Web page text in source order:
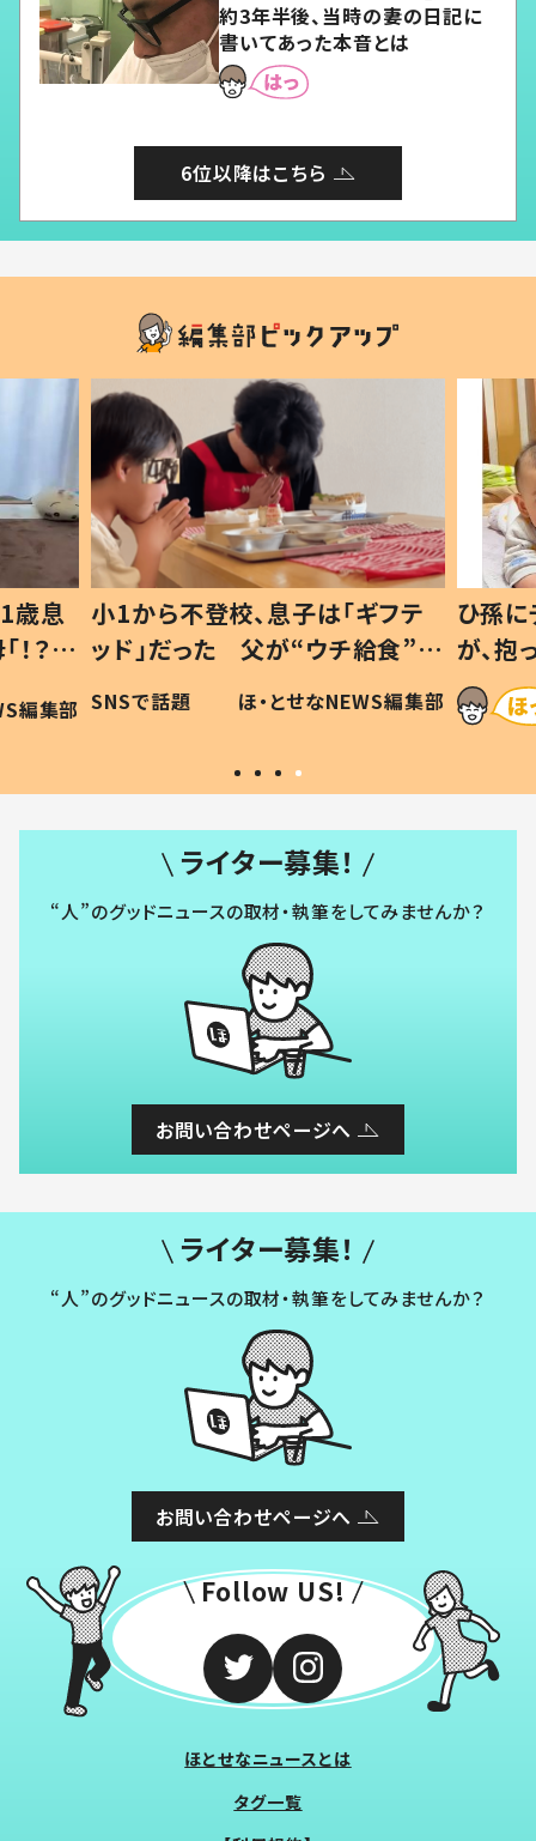
約3年半後、当時の妻の日記に
書いてあった本音とは
6位以降はこちら
歳息
？」
編集部
小1から不登校、息子は「ギフテ
ッド」だった 父が“ウチ給食”を
作り続ける理由とは #令和の親
#令和の子
SNSで話題 ほ・とせなNEWS編集部
ひ孫
が、
「涙が
い」
ライター募集！
“人”のグッドニュースの取材・執筆をしてみませんか？
お問い合わせページへ
ライター募集！
“人”のグッドニュースの取材・執筆をしてみませんか？
お問い合わせページへ
Follow US!
ほとせなニュースとは
タグ一覧